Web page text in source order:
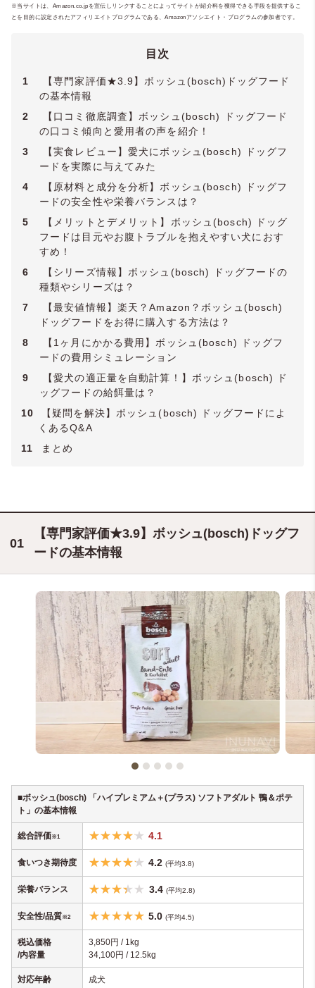
し、専門知識と実体験をもとにケアや食
事、介護支援を行っています。実店舗にお
皮膚被毛ケアリスト / 愛玩動物救命士 / 犬の
腸活管理アドバイザー / 犬猫アレルギー管理
Principles & Practices /
※当サイトは、Amazon.co.jpを宣伝しリンクすることによってサイトが紹介料を獲得できる手段を提供するこ
とを目的に設定されたアフィリエイトプログラムである、Amazonアソシエイト・プログラムの参加者です。
目次
1
【専門家評価★3.9】ボッシュ(bosch)ドッグフード
の基本情報
2
【口コミ徹底調査】ボッシュ(bosch) ドッグフード
の口コミ傾向と愛用者の声を紹介！
3
【実食レビュー】愛犬にボッシュ(bosch) ドッグフ
ードを実際に与えてみた
4
【原材料と成分を分析】ボッシュ(bosch) ドッグフ
ードの安全性や栄養バランスは？
5
【メリットとデメリット】ボッシュ(bosch) ドッグ
フードは目元やお腹トラブルを抱えやすい犬におす
すめ！
6
【シリーズ情報】ボッシュ(bosch) ドッグフードの
種類やシリーズは？
7
【最安値情報】楽天？Amazon？ボッシュ(bosch)
ドッグフードをお得に購入する方法は？
8
【1ヶ月にかかる費用】ボッシュ(bosch) ドッグフ
ードの費用シミュレーション
9
【愛犬の適正量を自動計算！】ボッシュ(bosch) ド
ッグフードの給餌量は？
10
【疑問を解決】ボッシュ(bosch) ドッグフードによ
くあるQ&A
11
まとめ
【専門家評価★3.9】ボッシュ(bosch)ドッグフ
ードの基本情報
■ボッシュ(bosch) 「ハイプレミアム＋(プラス) ソフトアダルト 鴨＆ポテ
ト」の基本情報
総合評価※1 4.1
食いつき期待度 4.2 (平均3.8)
栄養バランス 3.4 (平均2.8)
安全性/品質※2 5.0 (平均4.5)
税込価格
/内容量
3,850円 / 1kg
34,100円 / 12.5kg
対応年齢 成犬